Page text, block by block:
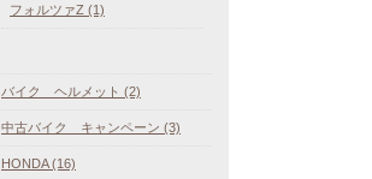
フォルツァZ (1)
バイク ヘルメット (2)
中古バイク キャンペーン (3)
HONDA (16)